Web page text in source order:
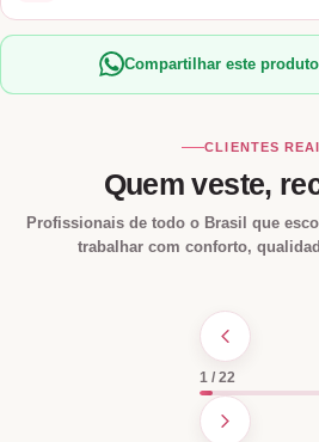
Compartilhar este
CLIENTES
Quem veste,
Profissionais de todo o Brasil que
trabalhar com conforto,
1 / 22